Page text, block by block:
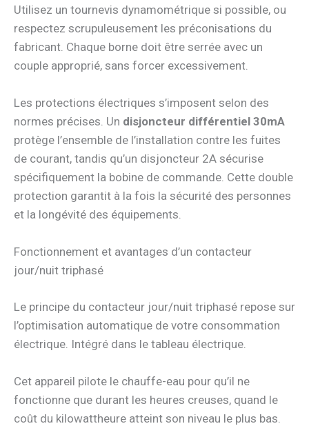
Utilisez un tournevis dynamométrique si possible, ou
respectez scrupuleusement les préconisations du
fabricant. Chaque borne doit être serrée avec un
couple approprié, sans forcer excessivement.
Les protections électriques s’imposent selon des
normes précises. Un disjoncteur différentiel 30mA
protège l’ensemble de l’installation contre les fuites
de courant, tandis qu’un disjoncteur 2A sécurise
spécifiquement la bobine de commande. Cette double
protection garantit à la fois la sécurité des personnes
et la longévité des équipements.
Fonctionnement et avantages d’un contacteur
jour/nuit triphasé
Le principe du contacteur jour/nuit triphasé repose sur
l’optimisation automatique de votre consommation
électrique. Intégré dans le tableau électrique.
Cet appareil pilote le chauffe-eau pour qu’il ne
fonctionne que durant les heures creuses, quand le
coût du kilowattheure atteint son niveau le plus bas.